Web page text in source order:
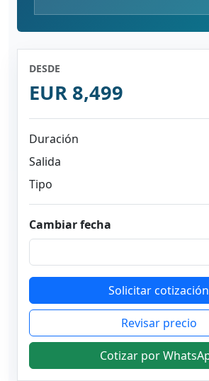
DESDE
EUR 8,499
Duración
Salida
Tipo
Cambiar fecha
Solicitar cotización
Revisar precio
Cotizar por